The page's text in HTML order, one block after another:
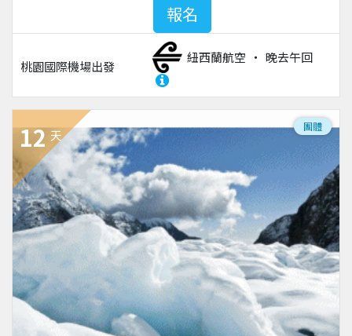
桃園國際機場出發
紐西蘭航空 晚去午回
報名
12 天
團體